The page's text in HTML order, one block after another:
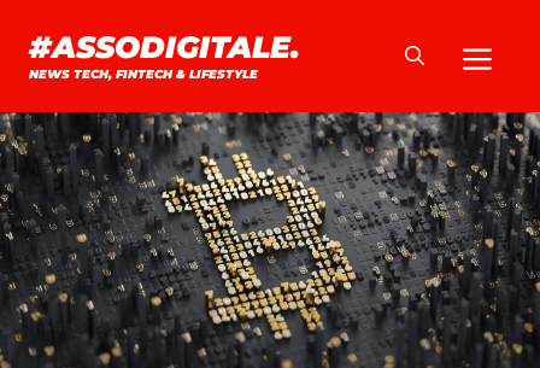
contenuto
#ASSODIGITALE.
NEWS TECH, FINTECH & LIFESTYLE